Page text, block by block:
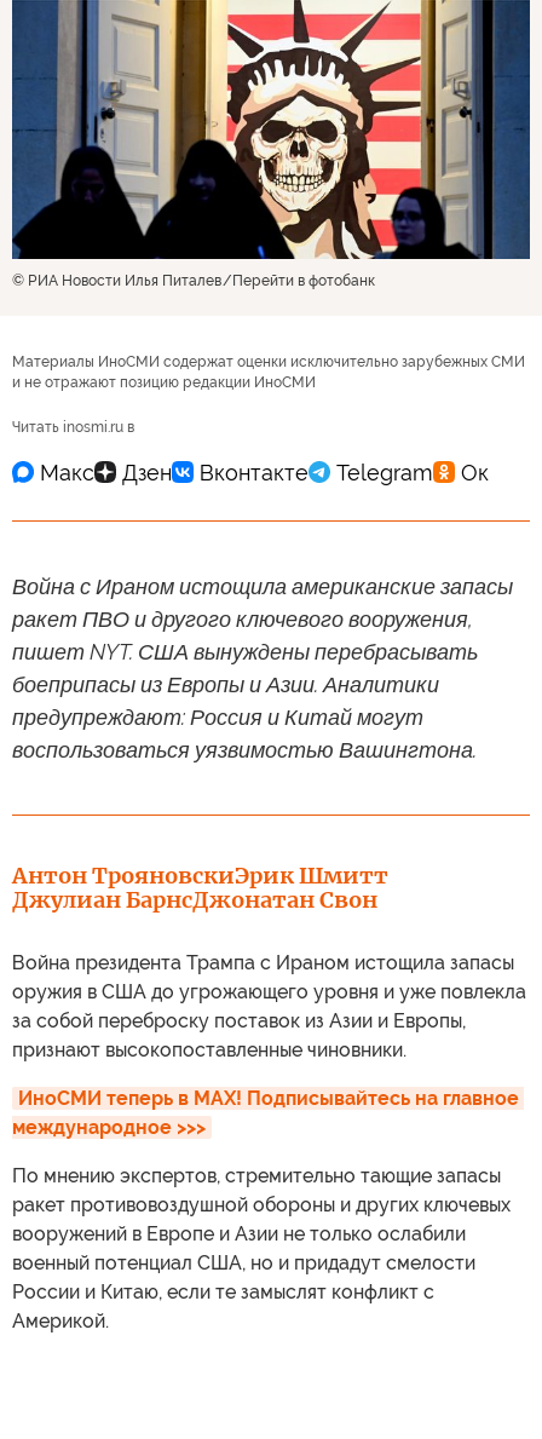
© РИА Новости Илья Питалев Перейти в фотобанк
Материалы ИноСМИ содержат оценки исключительно зарубежных СМИ
и не отражают позицию редакции ИноСМИ
Читать inosmi.ru в
Война с Ираном истощила американские запасы
ракет ПВО и другого ключевого вооружения,
пишет NYT. США вынуждены перебрасывать
боеприпасы из Европы и Азии. Аналитики
предупреждают: Россия и Китай могут
воспользоваться уязвимостью Вашингтона.
Антон ТрояновскиЭрик Шмитт
Джулиан БарнсДжонатан Свон
Война президента Трампа с Ираном истощила запасы
оружия в США до угрожающего уровня и уже повлекла
за собой переброску поставок из Азии и Европы,
признают высокопоставленные чиновники.
ИноСМИ теперь в MAX! Подписывайтесь на главное
международное >>>
По мнению экспертов, стремительно тающие запасы
ракет противовоздушной обороны и других ключевых
вооружений в Европе и Азии не только ослабили
военный потенциал США, но и придадут смелости
России и Китаю, если те замыслят конфликт с
Америкой.